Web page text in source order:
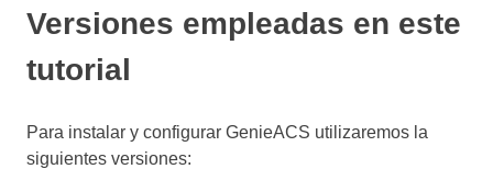
Versiones empleadas en este
tutorial
Para instalar y configurar GenieACS utilizaremos la
siguientes versiones: